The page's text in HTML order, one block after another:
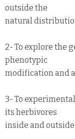
outside the
natural
2- To explore the
phenotypic
modification and
3- To
its herbivores
inside and